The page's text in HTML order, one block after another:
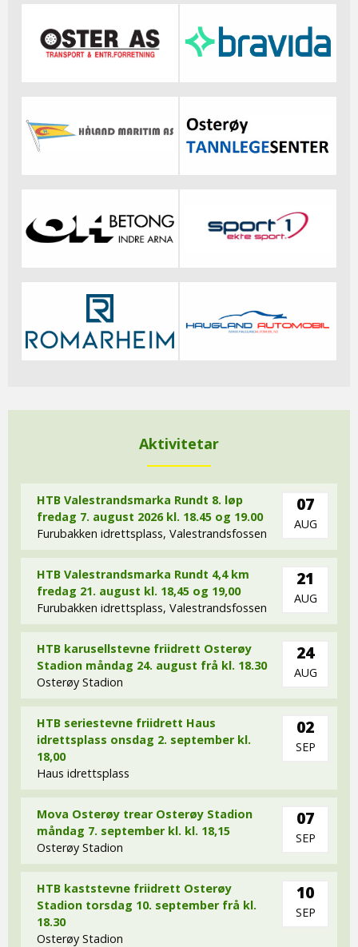
Aktivitetar
HTB Valestrandsmarka Rundt 8. løp
fredag 7. august 2026 kl. 18.45 og 19.00
Furubakken idrettsplass, Valestrandsfossen
07
AUG
HTB Valestrandsmarka Rundt 4,4 km
fredag 21. august kl. 18,45 og 19,00
Furubakken idrettsplass, Valestrandsfossen
21
AUG
HTB karusellstevne friidrett Osterøy
Stadion måndag 24. august frå kl. 18.30
Osterøy Stadion
24
AUG
HTB seriestevne friidrett Haus
idrettsplass onsdag 2. september kl.
18,00
Haus idrettsplass
02
SEP
Mova Osterøy trear Osterøy Stadion
måndag 7. september kl. kl. 18,15
Osterøy Stadion
07
SEP
HTB kaststevne friidrett Osterøy
Stadion torsdag 10. september frå kl.
18.30
Osterøy Stadion
10
SEP